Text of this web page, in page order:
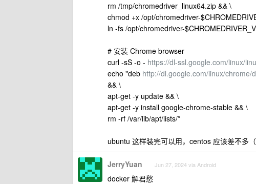
rm /tmp/chromedriver_linux64.zip && \
chmod +x /opt/chromedriver-
ln -fs /opt/chromedriver-
# 安装 Chrome browser
curl -sS -o - https://dl-ssl.google.com/linux/
echo "deb http://dl.google.com/linux/chrome/
&& \
apt-get -y update && \
apt-get -y install google-chrome-stable && \
rm -rf /var/lib/apt/lists/*
ubuntu 这样装完可以用，centos 应该差不多（
JerryYuan Jun 27, 2024 via Android
docker 解君愁